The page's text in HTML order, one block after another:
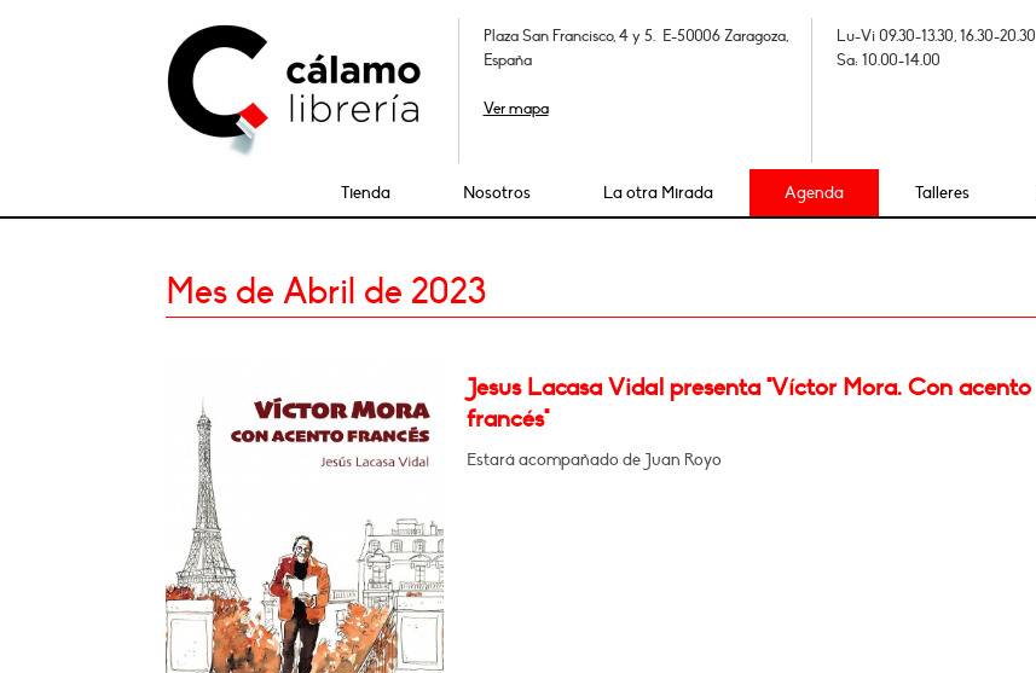
Plaza San Francisco, 4 y 5. E-50006 Zaragoza,
España
Ver mapa
Lu-Vi 09.30-13.30, 16.30-20.30
Sa: 10.00-14.00
Tienda Nosotros La otra Mirada Agenda Talleres
Mes de Abril de 2023
Jesus Lacasa Vidal presenta "Víctor Mora. Con acento
francés"
Estará acompañado de Juan Royo